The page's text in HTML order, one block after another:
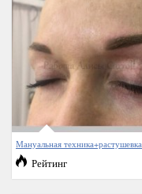
Мануальная техника+растушевка
Рейтинг